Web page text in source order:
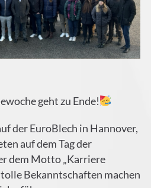
geht zu Ende!
der EuroBlech in Hannover,
auf dem Tag der
dem Motto „Karriere
Bekanntschaften machen